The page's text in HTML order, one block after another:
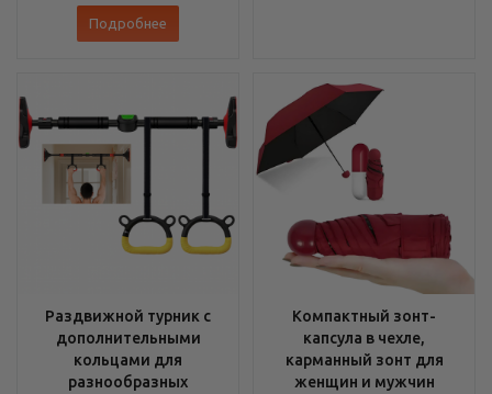
Подробнее
Раздвижной турник с
дополнительными
кольцами для
разнообразных
Компактный зонт-
капсула в чехле,
карманный зонт для
женщин и мужчин